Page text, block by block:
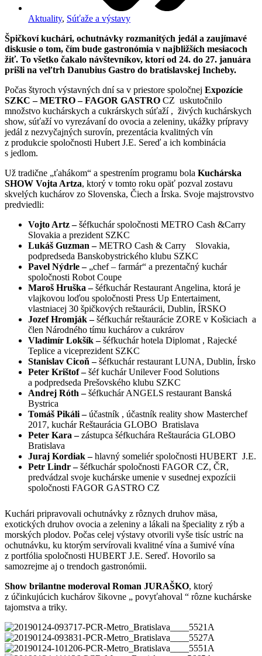
Aktuality, Súťaže a výstavy
Špičkoví kuchári, ochutnávky rozmanitých jedál a zaujímavé
diskusie o tom, čím bude gastronómia v najbližších mesiacoch
žiť. To všetko čakalo návštevníkov, ktorí od 24. do 27. januára
prišli na veľtrh Danubius Gastro do bratislavskej Incheby.
Počas štyroch výstavných dní sa v priestore spoločnej Expozície
SZKC – METRO – FAGOR GASTRO CZ uskutočnilo
množstvo kuchárskych a cukrárskych súťaží , živých kuchárskych
show, súťaží vo vyrezávaní do ovocia a zeleniny, ukážky prípravy
jedál z nezvyčajných surovín, prezentácia kvalitných vín
z produkcie spoločnosti Hubert J.E. Sereď a ich kombinácia
s jedlom.
Už tradične „ťahákom“ a spestrením programu bola Kuchárska
SHOW Vojta Artza, ktorý v tomto roku opäť pozval zostavu
skvelých kuchárov zo Slovenska, Čiech a Írska. Svoje majstrovstvo
predviedli:
Vojto Artz –šéfkuchár spoločnosti METRO Cash &Carry
Slovakia a prezident SZKC
Lukáš Guzman –METRO Cash & Carry Slovakia,
podpredseda Banskobystrického klubu SZKC
Pavel Nýdrle – „chef – farmár“ a prezentačný kuchár
spoločnosti Robot Coupe
Maroš Hruška –šéfkuchár Restaurant Angelina, ktorá je
vlajkovou loďou spoločnosti Press Up Entertaiment,
vlastniacej 30 špičkových reštaurácii, Dublin, ÍRSKO
Jozef Hromják –šéfkuchár reštaurácie ZORE v Košiciach a
člen Národného tímu kuchárov a cukrárov
Vladimír Lokšík –šéfkuchár hotela Diplomat , Rajecké
Teplice a viceprezident SZKC
Stanislav Cicoň –šéfkuchár restaurant LUNA, Dublin, Írsko
Peter Krištof –šéf kuchár Unilever Food Solutions
a podpredseda Prešovského klubu SZKC
Andrej Róth –šéfkuchár ANGELS restaurant Banská
Bystrica
Tomáš Pikáli –účastník , účastník reality show Masterchef
2017, kuchár Reštaurácia GLOBO Bratislava
Peter Kara –zástupca šéfkuchára Reštaurácia GLOBO
Bratislava
Juraj Kordiak –hlavný someliér spoločnosti HUBERT J.E.
Petr Lindr –šéfkuchár spoločnosti FAGOR CZ, ČR,
predvádzal svoje kuchárske umenie v susednej expozícii
spoločnosti FAGOR GASTRO CZ
Kuchári pripravovali ochutnávky z rôznych druhov mäsa,
exotických druhov ovocia a zeleniny a lákali na špeciality z rýb a
morských plodov. Počas celej výstavy otvorili vyše tisíc ustríc na
ochutnávku, ku ktorým servírovali kvalitné vína a šumivé vína
z portfólia spoločnosti HUBERT J.E. Sereď. Hovorilo sa
samozrejme aj o trendoch gastronómii.
Show brilantne moderoval Roman JURAŠKO, ktorý
z účinkujúcich kuchárov šikovne „ povyťahoval “ rôzne kuchárske
tajomstva a triky.